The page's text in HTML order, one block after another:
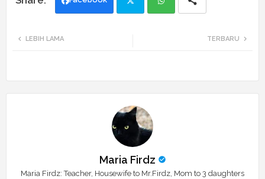
TERBARU
LEBIH LAMA
Maria Firdz
Maria Firdz: Teacher, Housewife to Mr.Firdz, Mom to 3 daughters